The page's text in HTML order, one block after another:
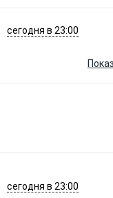
сегодня в 23:00
сегодня в 23:00